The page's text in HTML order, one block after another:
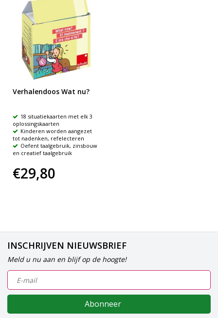
Verhalendoos Wat nu?
18 situatiekaarten met elk 3
oplossingskaarten
Kinderen worden aangezet
tot nadenken, refelecteren
Oefent taalgebruik, zinsbouw
en creatief taalgebruik
€29,80
INSCHRIJVEN NIEUWSBRIEF
Meld u nu aan en blijf op de hoogte!
Abonneer